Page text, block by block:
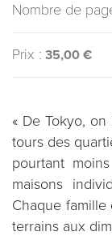
Nombre de
Prix : 35,00 €
« De Tokyo,
tours des
pourtant
maisons
Chaque
terrains aux